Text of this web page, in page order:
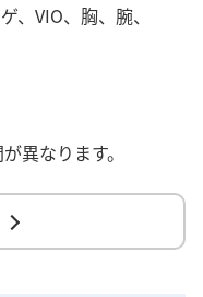
、VIO、胸、腕、
異なります。